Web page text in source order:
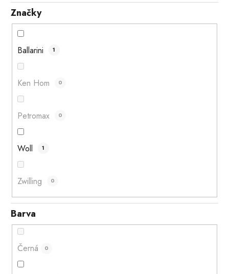
Značky
Ballarini 1
Ken Hom 0
Petromax 0
Woll 1
Zwilling 0
Barva
Černá 0